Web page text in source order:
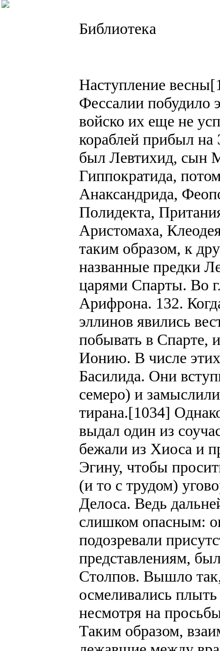
Библиотека
Наступление
Фессалии побудило
войско их еще не
кораблей прибыл на
был Левтихид, сын
Гиппократида,
Анаксандрида,
Полидекта,
Аристомаха,
таким образом, к
названные предки
царями Спарты. Во
Арифрона. 132.
эллинов явились
побывать в Спарте,
Ионию. В числе
Басилида. Они
семеро) и
тирана.[1034]
выдал один из
бежали из Хиоса и
Эгину, чтобы
(и то с трудом)
Делоса. Ведь
слишком опасным:
подозревали
представлениям,
Столпов. Вышло
осмеливались
несмотря на
Таким образом,